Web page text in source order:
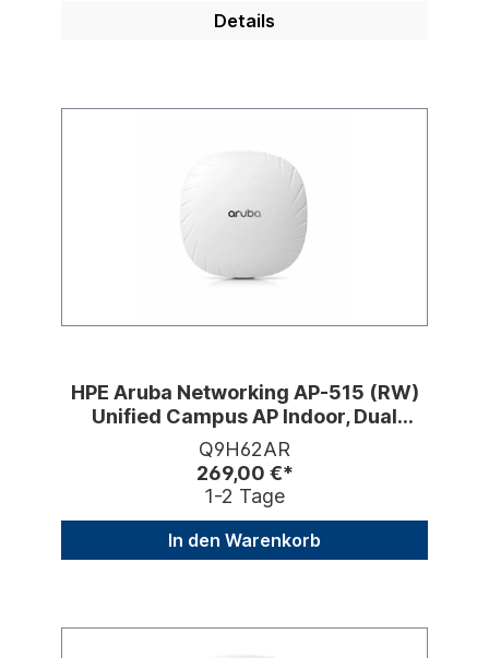
Details
HPE Aruba Networking AP-515 (RW)
Unified Campus AP Indoor, Dual
Radio, WiFi 6
Q9H62AR
269,00 €*
1-2 Tage
In den Warenkorb